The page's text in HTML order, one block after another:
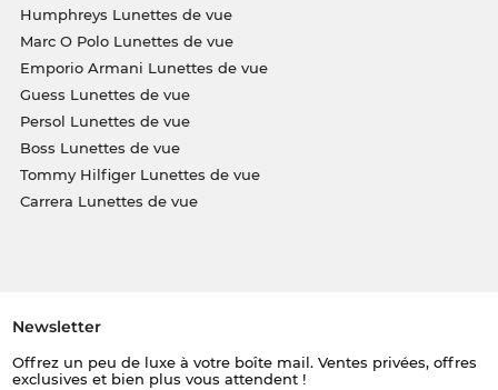
Humphreys Lunettes de vue
Marc O Polo Lunettes de vue
Emporio Armani Lunettes de vue
Guess Lunettes de vue
Persol Lunettes de vue
Boss Lunettes de vue
Tommy Hilfiger Lunettes de vue
Carrera Lunettes de vue
Newsletter
Offrez un peu de luxe à votre boîte mail. Ventes privées, offres
exclusives et bien plus vous attendent !